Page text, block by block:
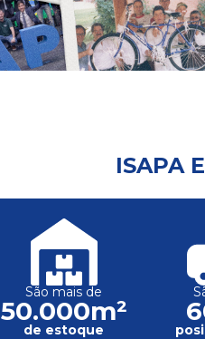
ISAPA
São mais de
50.000m²
de estoque